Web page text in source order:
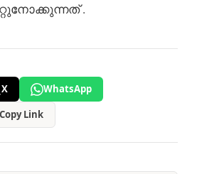
.
X
WhatsApp
Link